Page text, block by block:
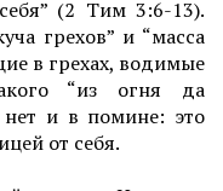
(2 Тим 3:6-13).
грехов” и “масса
в грехах, водимые
“из огня да
нет и в помине: это
от себя.